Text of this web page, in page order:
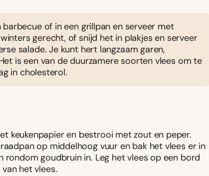
of in een grillpan en serveer met
gerecht, of snijd het in plakjes en serveer
salade. Je kunt hert langzaam garen,
is een van de duurzamere soorten vlees om te
in cholesterol.
keukenpapier en bestrooi met zout en peper.
op middelhoog vuur en bak het vlees er in
rondom goudbruin in. Leg het vlees op een bord
het vlees.